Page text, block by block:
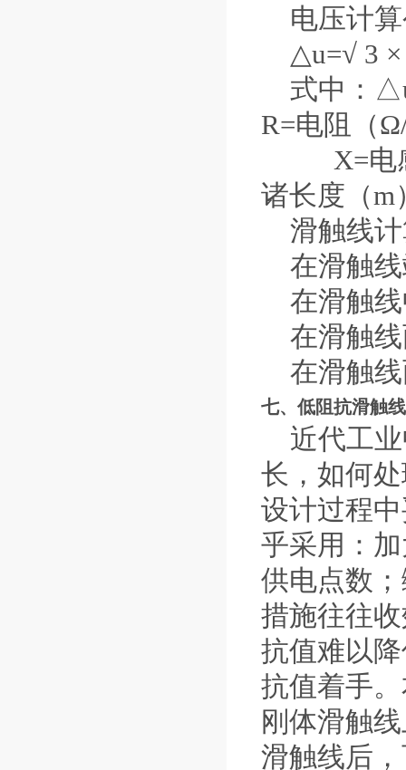
电压计算
△u=√ 3
式中：
R=电阻（
X=电感
诸长度（m
滑触线计
在滑触线
在滑触线
在滑触线
在滑触线
七、低阻抗滑触线
近代工业
长，如何
设计过程
乎采用：
供电点数
措施往往
抗值难以
抗值着手
刚体滑触
滑触线后